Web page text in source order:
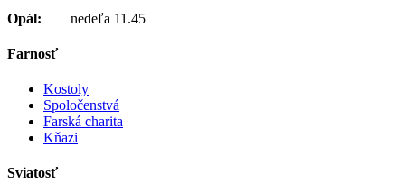
Opál: nedeľa 11.45
Farnosť
Kostoly
Spoločenstvá
Farská charita
Kňazi
Sviatosť